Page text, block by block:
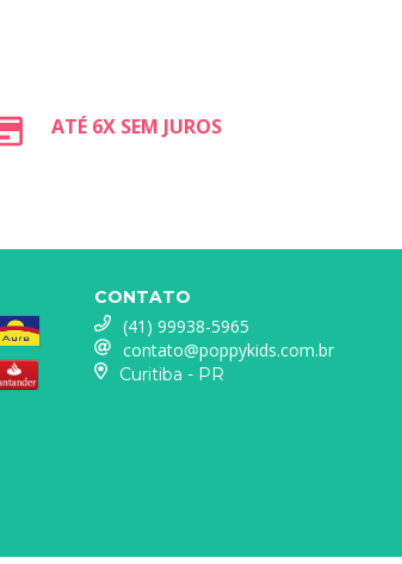
ATÉ 6X SEM JUROS
CONTATO
(41) 99938-5965
contato@poppykids.com.br
Curitiba - PR